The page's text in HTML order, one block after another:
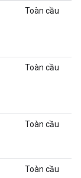
Toàn cầu
Toàn cầu
Toàn cầu
Toàn cầu